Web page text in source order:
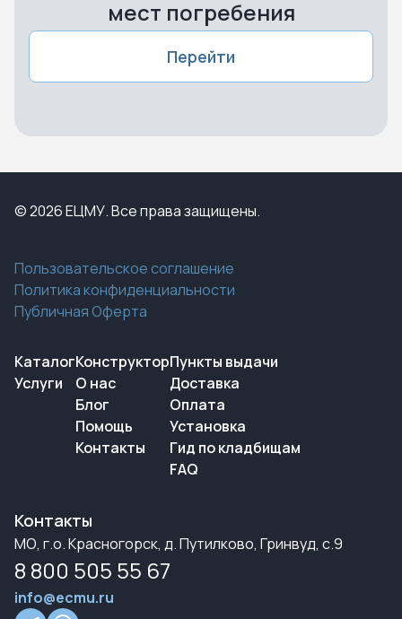
мест погребения
Перейти
© 2026 ЕЦМУ. Все права защищены.
Пользовательское соглашение
Политика конфиденциальности
Публичная Оферта
Каталог
Услуги
Конструктор
О нас
Блог
Помощь
Контакты
Пункты выдачи
Доставка
Оплата
Установка
Гид по кладбищам
FAQ
Контакты
МО, г.о. Красногорск, д. Путилково, Гринвуд, с.9
8 800 505 55 67
info@ecmu.ru